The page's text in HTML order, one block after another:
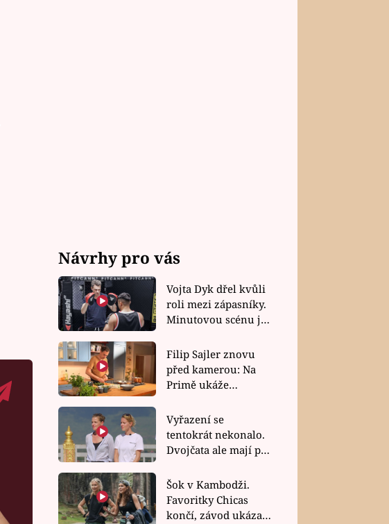
Návrhy pro vás
Vojta Dyk dřel kvůli
roli mezi zápasníky.
Minutovou scénu jel
Filip Sajler znovu
před kamerou: Na
Primě ukáže
rychlé recepty
Vyřazení se
tentokrát nekonalo.
Dvojčata ale mají po
závodu nůž na krku
Šok v Kambodži.
Favoritky Chicas
končí, závod ukázal